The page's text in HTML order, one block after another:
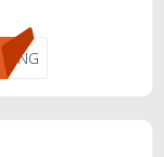
PING